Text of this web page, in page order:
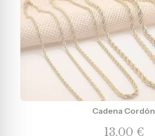
Cadena Cordón
13,00 €